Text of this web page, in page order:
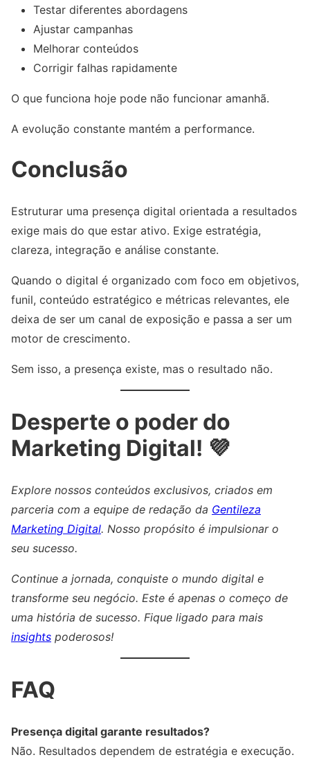
Testar diferentes abordagens
Ajustar campanhas
Melhorar conteúdos
Corrigir falhas rapidamente
O que funciona hoje pode não funcionar amanhã.
A evolução constante mantém a performance.
Conclusão
Estruturar uma presença digital orientada a resultados
exige mais do que estar ativo. Exige estratégia,
clareza, integração e análise constante.
Quando o digital é organizado com foco em objetivos,
funil, conteúdo estratégico e métricas relevantes, ele
deixa de ser um canal de exposição e passa a ser um
motor de crescimento.
Sem isso, a presença existe, mas o resultado não.
Desperte o poder do
Marketing Digital! 💜
Explore nossos conteúdos exclusivos, criados em
parceria com a equipe de redação da Gentileza
Marketing Digital. Nosso propósito é impulsionar o
seu sucesso.
Continue a jornada, conquiste o mundo digital e
transforme seu negócio. Este é apenas o começo de
uma história de sucesso. Fique ligado para mais
insights poderosos!
FAQ
Presença digital garante resultados?
Não. Resultados dependem de estratégia e execução.